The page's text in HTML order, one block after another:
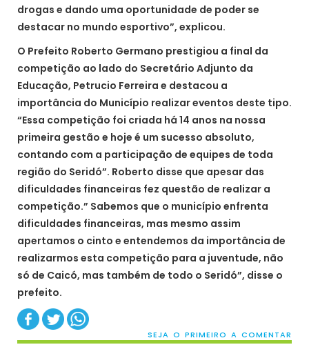
drogas e dando uma oportunidade de poder se
destacar no mundo esportivo”, explicou.
O Prefeito Roberto Germano prestigiou a final da
competição ao lado do Secretário Adjunto da
Educação, Petrucio Ferreira e destacou a
importância do Município realizar eventos deste tipo.
“Essa competição foi criada há 14 anos na nossa
primeira gestão e hoje é um sucesso absoluto,
contando com a participação de equipes de toda
região do Seridó”. Roberto disse que apesar das
dificuldades financeiras fez questão de realizar a
competição.” Sabemos que o município enfrenta
dificuldades financeiras, mas mesmo assim
apertamos o cinto e entendemos da importância de
realizarmos esta competição para a juventude, não
só de Caicó, mas também de todo o Seridó”, disse o
prefeito.
SEJA O PRIMEIRO A COMENTAR